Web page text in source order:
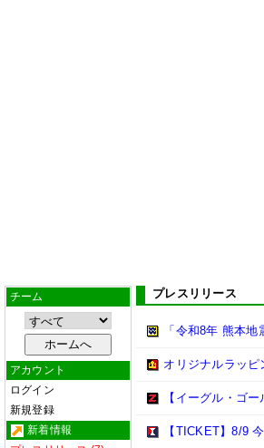
チーム
アカウント
ログイン
新規登録
新着情報
プレスリリース
「令和8年 熊本
オリジナルラッ
【イーグル・ゴ
【TICKET】8/9